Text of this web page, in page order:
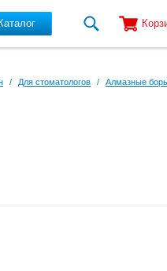
/ Для стоматологов / Алмазные